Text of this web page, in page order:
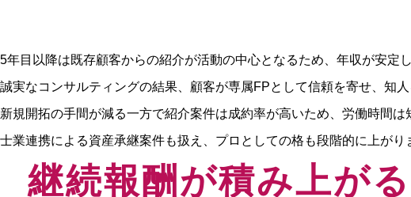
5年目以降は既存顧客からの紹介が活動の中心となるため、年収が安定
誠実なコンサルティングの結果、顧客が専属FPとして信頼を寄せ、知
新規開拓の手間が減る一方で紹介案件は成約率が高いため、労働時間は
士業連携による資産承継案件も扱え、プロとしての格も段階的に上がり
継続報酬が積み上が